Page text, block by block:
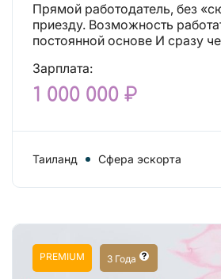
Прямой работодатель, без
приезду. Возможность работать на
постоянной основе И
Зарплата:
1 000 000 ₽
Таиланд Сфера эскорта
PREMIUM 3 Года